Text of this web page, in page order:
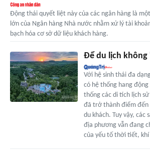
Động thái quyết liệt này của các ngân hàng là
lớn của Ngân hàng Nhà nước nhằm xử lý tài
bạch hóa cơ sở dữ liệu khách hàng.
Để du lịch không
Với hệ sinh thái đa
có hệ thống hang
thống các di tích lịch
đã trở thành điểm đến
du khách. Tuy vậy, các
địa phương vẫn đang
của yếu tố thời tiết,